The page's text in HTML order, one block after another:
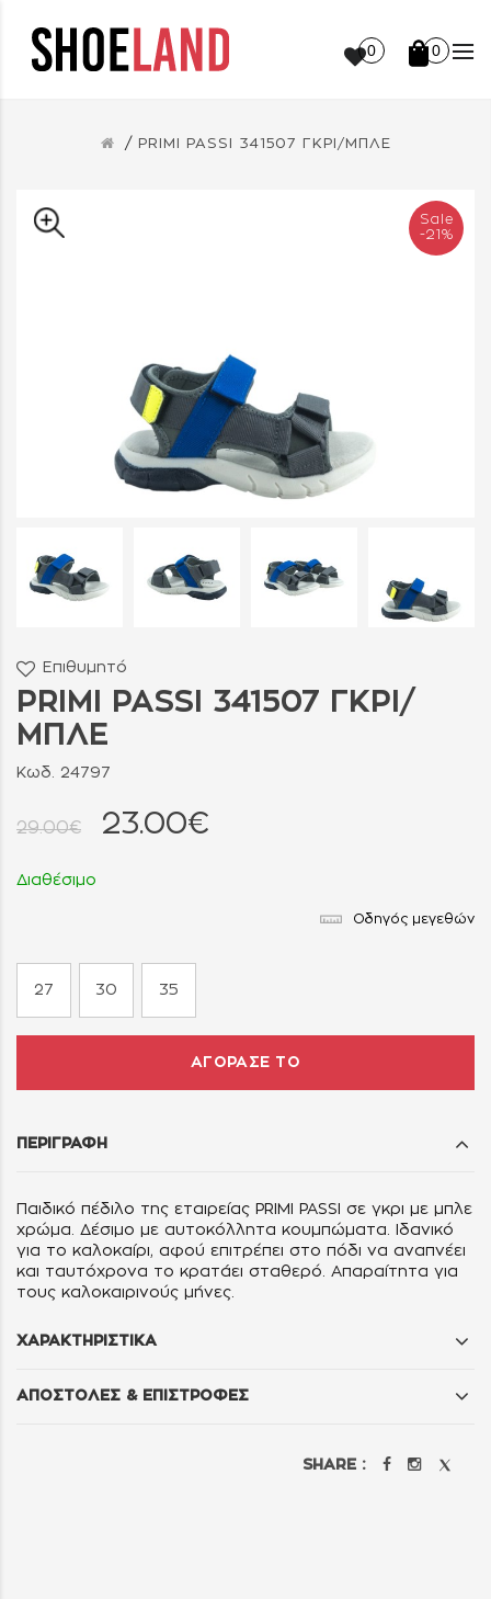
0 0
PRIMI PASSI 341507 ΓΚΡΙ/ΜΠΛΕ
Sale
-21%
Επιθυμητό
PRIMI PASSI 341507 ΓΚΡΙ/
ΜΠΛΕ
Κωδ. 24797
29.00€ 23.00€
Διαθέσιμο
Οδηγός μεγεθών
27 30 35
ΑΓΟΡΑΣΕ ΤΟ
ΠΕΡΙΓΡΑΦΗ
Παιδικό πέδιλο της εταιρείας PRIMI PASSI σε γκρι με μπλε
χρώμα. Δέσιμο με αυτοκόλλητα κουμπώματα. Ιδανικό
για το καλοκαίρι, αφού επιτρέπει στο πόδι να αναπνέει
και ταυτόχρονα το κρατάει σταθερό. Απαραίτητα για
τους καλοκαιρινούς μήνες.
ΧΑΡΑΚΤΗΡΙΣΤΙΚΑ
ΑΠΟΣΤΟΛΕΣ & ΕΠΙΣΤΡΟΦΕΣ
SHARE :